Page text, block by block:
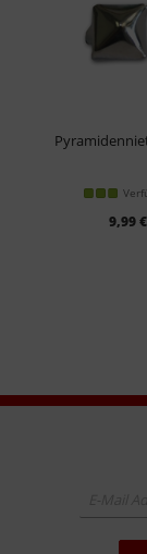
9,99 €